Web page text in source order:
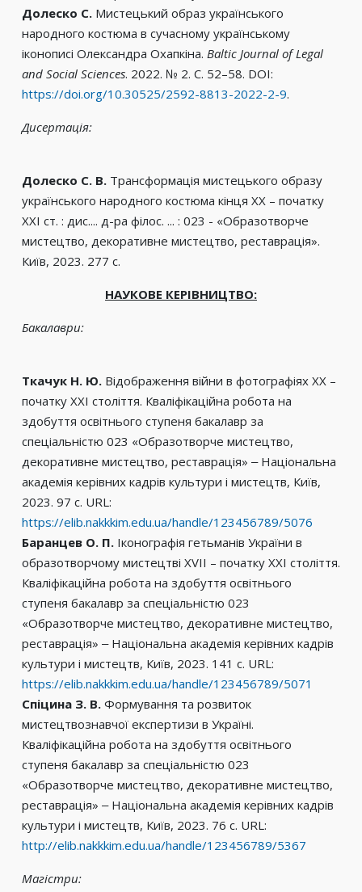
Долеско С. Мистецький образ українського
народного костюма в сучасному українському
іконописі Олександра Охапкіна. Baltic Journal of Legal
and Social Sciences. 2022. № 2. С. 52–58. DOI:
https://doi.org/10.30525/2592-8813-2022-2-9.
Дисертація:
Долеско С. В. Трансформація мистецького образу
українського народного костюма кінця XX – початку
XXI ст. : дис.... д-ра філос. ... : 023 - «Образотворче
мистецтво, декоративне мистецтво, реставрація».
Київ, 2023. 277 с.
НАУКОВЕ КЕРІВНИЦТВО:
Бакалаври:
Ткачук Н. Ю. Відображення війни в фотографіях ХХ –
початку ХХІ століття. Кваліфікаційна робота на
здобуття освітнього ступеня бакалавр за
спеціальністю 023 «Образотворче мистецтво,
декоративне мистецтво, реставрація» ‒ Національна
академія керівних кадрів культури і мистецтв, Київ,
2023. 97 с. URL:
https://elib.nakkkim.edu.ua/handle/123456789/5076
Баранцев О. П. Іконографія гетьманів України в
образотворчому мистецтві XVII – початку XXІ століття.
Кваліфікаційна робота на здобуття освітнього
ступеня бакалавр за спеціальністю 023
«Образотворче мистецтво, декоративне мистецтво,
реставрація» ‒ Національна академія керівних кадрів
культури і мистецтв, Київ, 2023. 141 с. URL:
https://elib.nakkkim.edu.ua/handle/123456789/5071
Спіцина З. В. Формування та розвиток
мистецтвознавчої експертизи в Україні.
Кваліфікаційна робота на здобуття освітнього
ступеня бакалавр за спеціальністю 023
«Образотворче мистецтво, декоративне мистецтво,
реставрація» ‒ Національна академія керівних кадрів
культури і мистецтв, Київ, 2023. 76 с. URL:
http://elib.nakkkim.edu.ua/handle/123456789/5367
Магістри: